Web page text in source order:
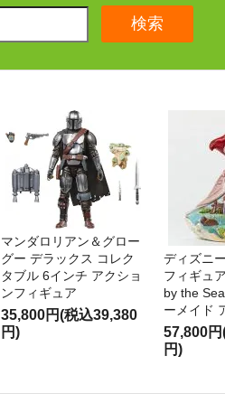
検索
マンダロリアン＆グロー
グー デラックス コレク
タブル 6インチ アクショ
ンフィギュア
35,800円(税込39,380
円)
ディズニ
フィギュ
by the
ーメイド
57,800
円)